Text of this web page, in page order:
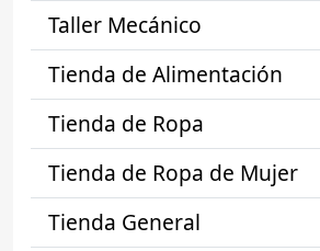
Taller Mecánico
Tienda de Alimentación
Tienda de Ropa
Tienda de Ropa de Mujer
Tienda General